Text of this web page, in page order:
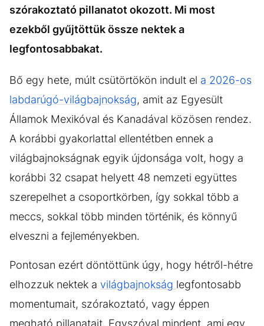
szórakoztató pillanatot okozott. Mi most
ezekből gyűjtöttük össze nektek a
legfontosabbakat.
Bő egy hete, múlt csütörtökön indult el a 2026-os
labdarúgó-világbajnokság, amit az Egyesült
Államok Mexikóval és Kanadával közösen rendez.
A korábbi gyakorlattal ellentétben ennek a
világbajnokságnak egyik újdonsága volt, hogy a
korábbi 32 csapat helyett 48 nemzeti együttes
szerepelhet a csoportkörben, így sokkal több a
meccs, sokkal több minden történik, és könnyű
elveszni a fejleményekben.
Pontosan ezért döntöttünk úgy, hogy hétről-hétre
elhozzuk nektek a világbajnokság legfontosabb
momentumait, szórakoztató, vagy éppen
megható pillanatait. Egyszóval mindent, ami egy